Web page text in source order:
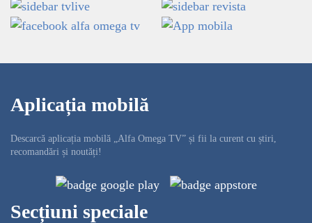
Aplicația mobilă
Descarcă aplicația mobilă „Alfa Omega TV” și fii la curent cu știri,
recomandări și noutăți!
Secțiuni speciale